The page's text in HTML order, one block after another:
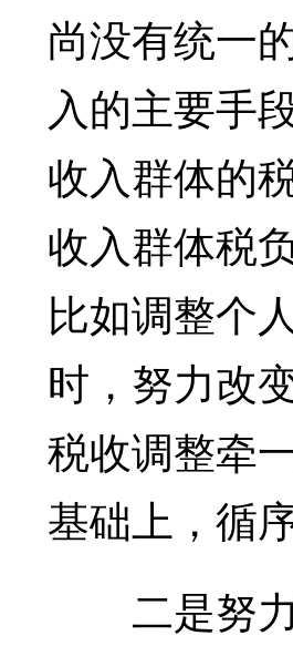
尚没有统一
入的主要手
收入群体的
收入群体税
比如调整个
时，努力改
税收调整牵
基础上，循
二是努力